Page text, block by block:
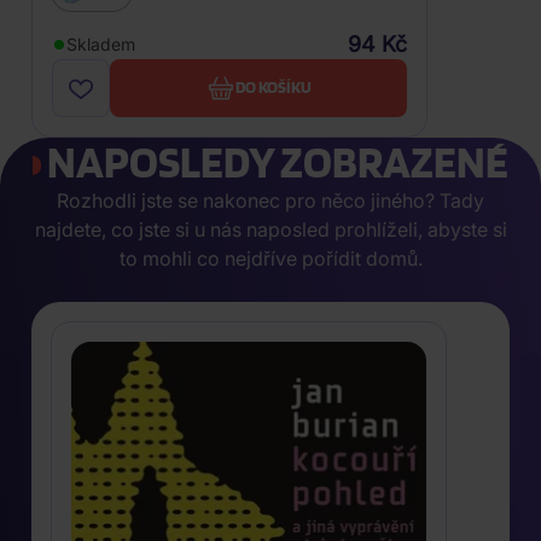
Skladem 94 Kč
DO KOŠÍKU
NAPOSLEDY ZOBRAZENÉ
Rozhodli jste se nakonec pro něco jiného? Tady
najdete, co jste si u nás naposled prohlíželi, abyste si
to mohli co nejdříve pořídit domů.